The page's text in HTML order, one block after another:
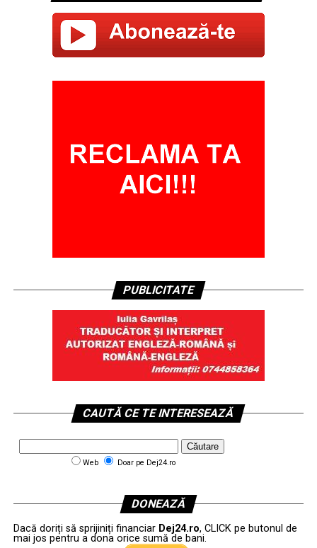
PUBLICITATE
CAUTĂ CE TE INTERESEAZĂ
Web Doar pe Dej24.ro
DONEAZĂ
Dacă doriți să sprijiniți financiar Dej24.ro, CLICK pe butonul de
mai jos pentru a dona orice sumă de bani.